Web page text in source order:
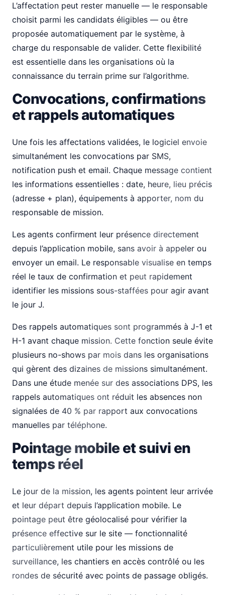
L’affectation peut rester manuelle — le responsable
choisit parmi les candidats éligibles — ou être
proposée automatiquement par le système, à
charge du responsable de valider. Cette flexibilité
est essentielle dans les organisations où la
connaissance du terrain prime sur l’algorithme.
Convocations, confirmations
et rappels automatiques
Une fois les affectations validées, le logiciel envoie
simultanément les convocations par SMS,
notification push et email. Chaque message contient
les informations essentielles : date, heure, lieu précis
(adresse + plan), équipements à apporter, nom du
responsable de mission.
Les agents confirment leur présence directement
depuis l’application mobile, sans avoir à appeler ou
envoyer un email. Le responsable visualise en temps
réel le taux de confirmation et peut rapidement
identifier les missions sous-staffées pour agir avant
le jour J.
Des rappels automatiques sont programmés à J-1 et
H-1 avant chaque mission. Cette fonction seule évite
plusieurs no-shows par mois dans les organisations
qui gèrent des dizaines de missions simultanément.
Dans une étude menée sur des associations DPS, les
rappels automatiques ont réduit les absences non
signalées de 40 % par rapport aux convocations
manuelles par téléphone.
Pointage mobile et suivi en
temps réel
Le jour de la mission, les agents pointent leur arrivée
et leur départ depuis l’application mobile. Le
pointage peut être géolocalisé pour vérifier la
présence effective sur le site — fonctionnalité
particulièrement utile pour les missions de
surveillance, les chantiers en accès contrôlé ou les
rondes de sécurité avec points de passage obligés.